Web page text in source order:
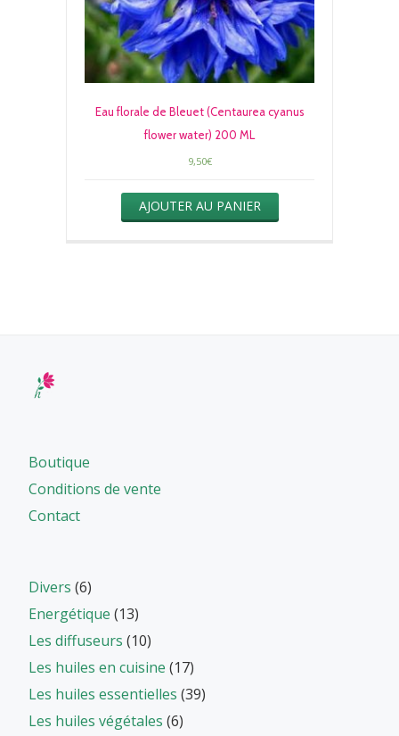
Eau florale de Bleuet (Centaurea cyanus
flower water) 200 ML
9,50€
AJOUTER AU PANIER
Boutique
Conditions de vente
Contact
Divers (6)
Energétique (13)
Les diffuseurs (10)
Les huiles en cuisine (17)
Les huiles essentielles (39)
Les huiles végétales (6)